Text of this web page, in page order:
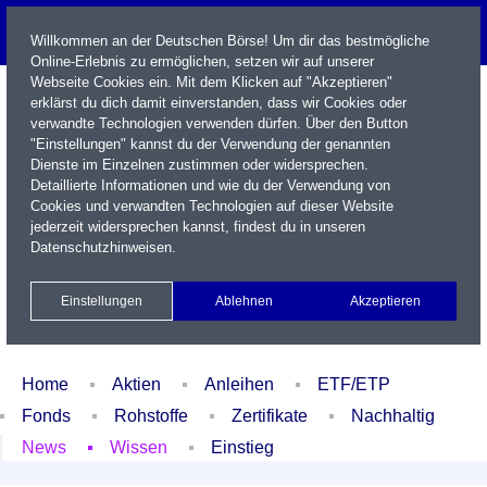
Name / WKN / ISIN / Kürzel
Xetra Realtime
Watchlist Portfolio Login
Home Aktien Anleihen
ETF/ETP
Fonds
Rohstoffe Zertifikate
Nachhaltig
News
Wissen Einstieg
Willkommen an der Deutschen Börse! Um dir das bestmögliche
Online-Erlebnis zu ermöglichen, setzen wir auf unserer
Webseite Cookies ein. Mit dem Klicken auf "Akzeptieren"
erklärst du dich damit einverstanden, dass wir Cookies oder
verwandte Technologien verwenden dürfen. Über den Button
"Einstellungen" kannst du der Verwendung der genannten
Dienste im Einzelnen zustimmen oder widersprechen.
Detaillierte Informationen und wie du der Verwendung von
Cookies und verwandten Technologien auf dieser Website
jederzeit widersprechen kannst, findest du in unseren
Datenschutzhinweisen.
Einstellungen Ablehnen Akzeptieren